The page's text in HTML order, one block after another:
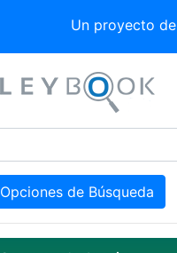
Un proyecto de
Opciones de Búsqueda